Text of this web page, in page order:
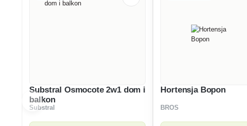
Substral Osmocote 2w1 dom i
balkon
Substral
Hortensja Bopon
BROS